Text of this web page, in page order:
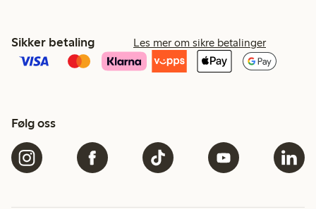
Sikker betaling Les mer om sikre betalinger
Følg oss